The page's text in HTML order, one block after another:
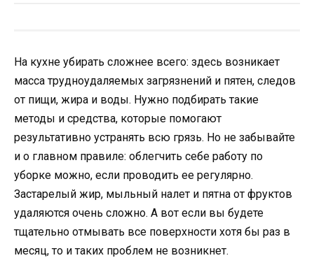
На кухне убирать сложнее всего: здесь возникает
масса трудноудаляемых загрязнений и пятен, следов
от пищи, жира и воды. Нужно подбирать такие
методы и средства, которые помогают
результативно устранять всю грязь. Но не забывайте
и о главном правиле: облегчить себе работу по
уборке можно, если проводить ее регулярно.
Застарелый жир, мыльный налет и пятна от фруктов
удаляются очень сложно. А вот если вы будете
тщательно отмывать все поверхности хотя бы раз в
месяц, то и таких проблем не возникнет.